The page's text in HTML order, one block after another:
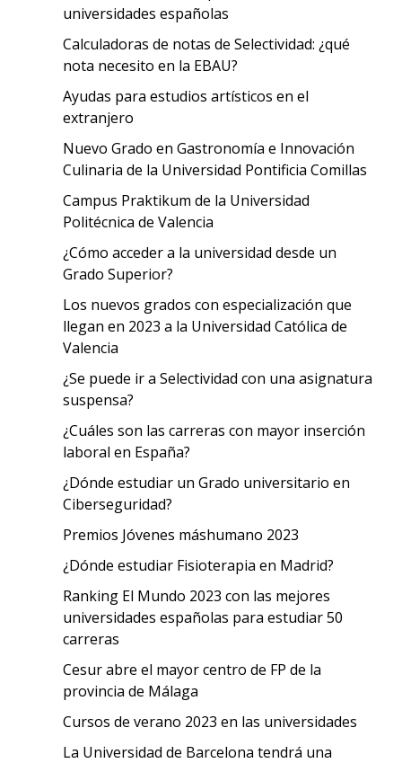
universidades españolas
Calculadoras de notas de Selectividad: ¿qué
nota necesito en la EBAU?
Ayudas para estudios artísticos en el
extranjero
Nuevo Grado en Gastronomía e Innovación
Culinaria de la Universidad Pontificia Comillas
Campus Praktikum de la Universidad
Politécnica de Valencia
¿Cómo acceder a la universidad desde un
Grado Superior?
Los nuevos grados con especialización que
llegan en 2023 a la Universidad Católica de
Valencia
¿Se puede ir a Selectividad con una asignatura
suspensa?
¿Cuáles son las carreras con mayor inserción
laboral en España?
¿Dónde estudiar un Grado universitario en
Ciberseguridad?
Premios Jóvenes máshumano 2023
¿Dónde estudiar Fisioterapia en Madrid?
Ranking El Mundo 2023 con las mejores
universidades españolas para estudiar 50
carreras
Cesur abre el mayor centro de FP de la
provincia de Málaga
Cursos de verano 2023 en las universidades
La Universidad de Barcelona tendrá una